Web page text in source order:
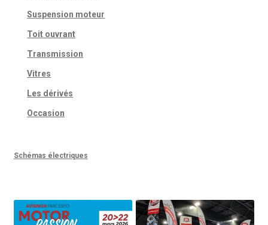
Suspension moteur
Toit ouvrant
Transmission
Vitres
Les dérivés
Occasion
Schémas électriques